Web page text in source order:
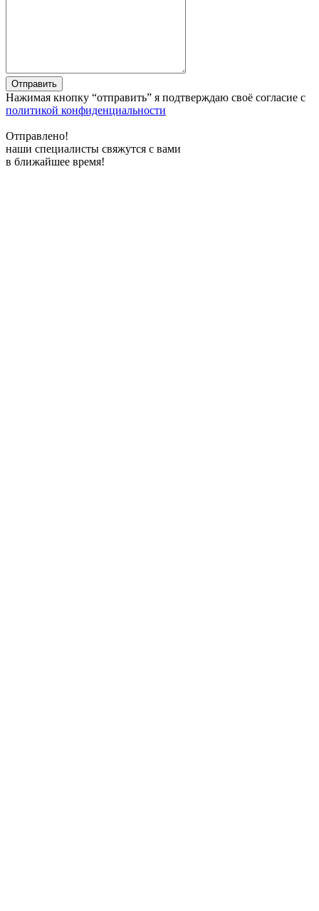
Отправить
Нажимая кнопку “отправить” я подтверждаю своё согласие с
политикой конфиденциальности
Отправлено!
наши специалисты свяжутся с вами
в ближайшее время!